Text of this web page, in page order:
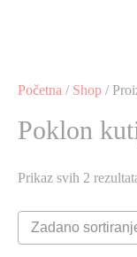
Početna / Shop /
Poklon
Prikaz svih 2